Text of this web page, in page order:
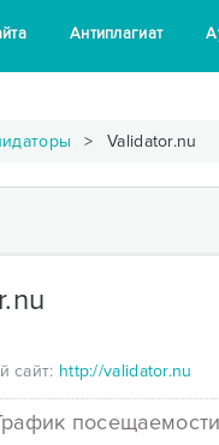
Антиплагиат
Validator.nu
сайт: http://validator.nu
посещаемости